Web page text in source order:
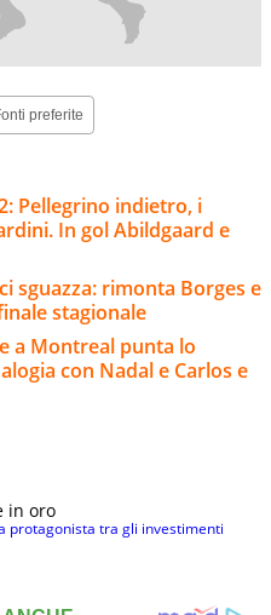
preferite
Pellegrino indietro, i
In gol Abildgaard e
sguazza: rimonta Borges e
stagionale
a Montreal punta lo
con Nadal e Carlos e
in oro
protagonista tra gli investimenti